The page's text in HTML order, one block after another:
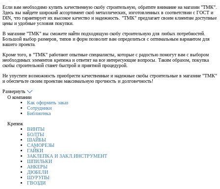
Если вам необходимо купить качественную скобу строительную, обратите внимание на магазин "ТМК".
Здесь вы найдете широкий ассортимент скоб металлических, изготовленных в соответствии с ГОСТ и
DIN, что гарантирует их высокое качество и надежность. "ТМК" предлагает своим клиентам доступные
цены и удобные условия покупки.
В магазине "ТМК" вы сможете найти подходящую скобу строительную для любых потребностей.
Большой выбор размеров, типов и форм позволит вам определиться с оптимальным вариантом для
вашего проекта.
Кроме того, в "ТМК" работают опытные специалисты, которые с радостью помогут вам с выбором
необходимых элементов крепежа и ответят на все интересующие вопросы. Таким образом, покупка
скобы строительной станет быстрой и приятной процедурой.
Не упустите возможность приобрести качественные и надежные скобы строительные в магазине "ТМК"
и обеспечьте своим проектам максимальную прочность и долговечность!
Развернуть
О компании
Как оформить заказ
Сотрудники
Библиотека
Крепеж
ВИНТЫ
БОЛТЫ
ШАЙБЫ
САМОРЕЗЫ
ГАЙКИ
ЗАКЛЕПКА И ЗАКЛ.ИНСТРУМЕНТ
ШПИЛЬКИ
АНКЕРЫ
ДЮБЕЛИ
ШУРУПЫ
ГВОЗДИ